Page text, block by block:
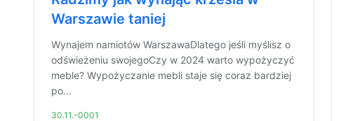
Warszawie taniej
Wynajem namiotów WarszawaDlatego jeśli myślisz o
odświeżeniu swojegoCzy w 2024 warto wypożyczyć
meble? Wypożyczanie mebli staje się coraz bardziej
po...
30.11.-0001